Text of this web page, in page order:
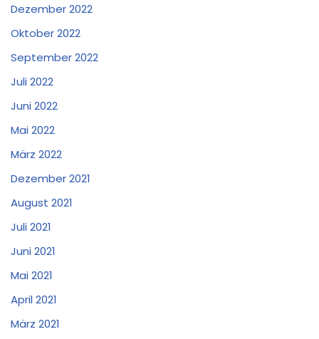
Dezember 2022
Oktober 2022
September 2022
Juli 2022
Juni 2022
Mai 2022
März 2022
Dezember 2021
August 2021
Juli 2021
Juni 2021
Mai 2021
April 2021
März 2021